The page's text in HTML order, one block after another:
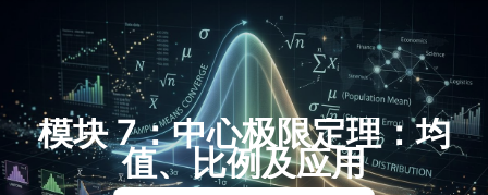
模块 7：中心极限定理：均
值、比例及应用